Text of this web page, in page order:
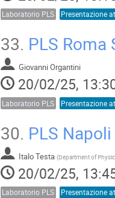
Laboratorio PLS
33. PLS Roma
Giovanni Organtini
20/02/25,
Laboratorio PLS
30. PLS Napoli
Italo Testa (
20/02/25,
Laboratorio PLS